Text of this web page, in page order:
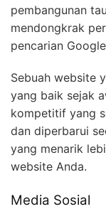
pembangunan
mendongkrak
pencarian
Sebuah website
yang baik sejak
kompetitif yang
dan diperbarui
yang menarik
website Anda.
Media Sosial